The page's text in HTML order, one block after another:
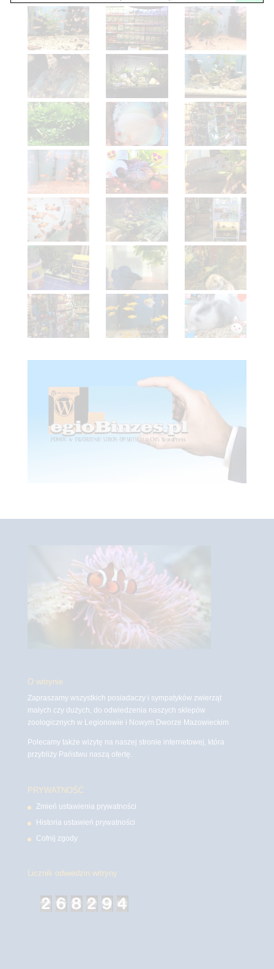
O witrynie
Zapraszamy wszystkich posiadaczy i sympatyków zwierząt
małych czy dużych, do odwiedzenia naszych sklepów
zoologicznych w Legionowie i Nowym Dworze Mazowieckim
Polecamy także wizytę na naszej stronie internetowej, która
przybliży Państwu naszą ofertę.
PRYWATNOŚĆ
Zmień ustawienia prywatności
Historia ustawień prywatności
Cofnij zgody
Licznik odwiedzin witryny